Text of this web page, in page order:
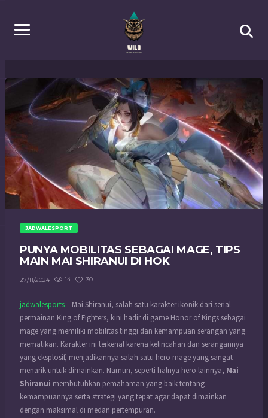
JADWALESPORT
PUNYA MOBILITAS SEBAGAI MAGE, TIPS
MAIN MAI SHIRANUI DI HOK
27/11/2024 14 30
jadwalesports– Mai Shiranui, salah satu karakter ikonik dari serial
permainan King of Fighters, kini hadir di game Honor of Kings sebagai
mage yang memiliki mobilitas tinggi dan kemampuan serangan yang
mematikan. Karakter ini terkenal karena kelincahan dan serangannya
yang eksplosif, menjadikannya salah satu hero mage yang sangat
menarik untuk dimainkan. Namun, seperti halnya hero lainnya, Mai
Shiranui membutuhkan pemahaman yang baik tentang
kemampuannya serta strategi yang tepat agar dapat dimainkan
dengan maksimal di medan pertempuran.